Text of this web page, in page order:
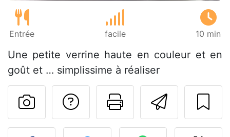
Entrée facile 10 min
Une petite verrine haute en couleur et en
goût et … simplissime à réaliser
Imprimer
Poser une
Publier votre photo de